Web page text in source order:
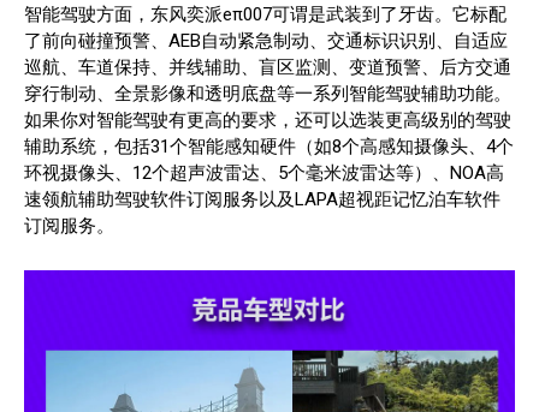
智能驾驶方面，东风奕派eπ007可谓是武装到了牙齿。它标配
了前向碰撞预警、AEB自动紧急制动、交通标识识别、自适应
巡航、车道保持、并线辅助、盲区监测、变道预警、后方交通
穿行制动、全景影像和透明底盘等一系列智能驾驶辅助功能。
如果你对智能驾驶有更高的要求，还可以选装更高级别的驾驶
辅助系统，包括31个智能感知硬件（如8个高感知摄像头、4个
环视摄像头、12个超声波雷达、5个毫米波雷达等）、NOA高
速领航辅助驾驶软件订阅服务以及LAPA超视距记忆泊车软件
订阅服务。